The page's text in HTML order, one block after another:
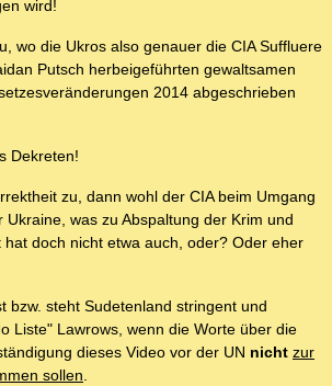
wird!
wo die Ukros also genauer die CIA Suffluere
Putsch herbeigeführten gewaltsamen
2014 abgeschrieben
Dekreten!
zu, dann wohl der CIA beim Umgang
Ukraine, was zu Abspaltung der Krim und
doch nicht etwa auch, oder? Oder eher
bzw. steht Sudetenland stringent und
Liste" Lawrows, wenn die Worte über die
dieses Video vor der UN nicht zur
sollen.